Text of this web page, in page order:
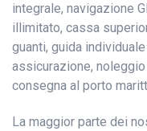
integrale, navigazione
illimitato, cassa
guanti, guida
assicurazione,
consegna al porto
La maggior parte dei